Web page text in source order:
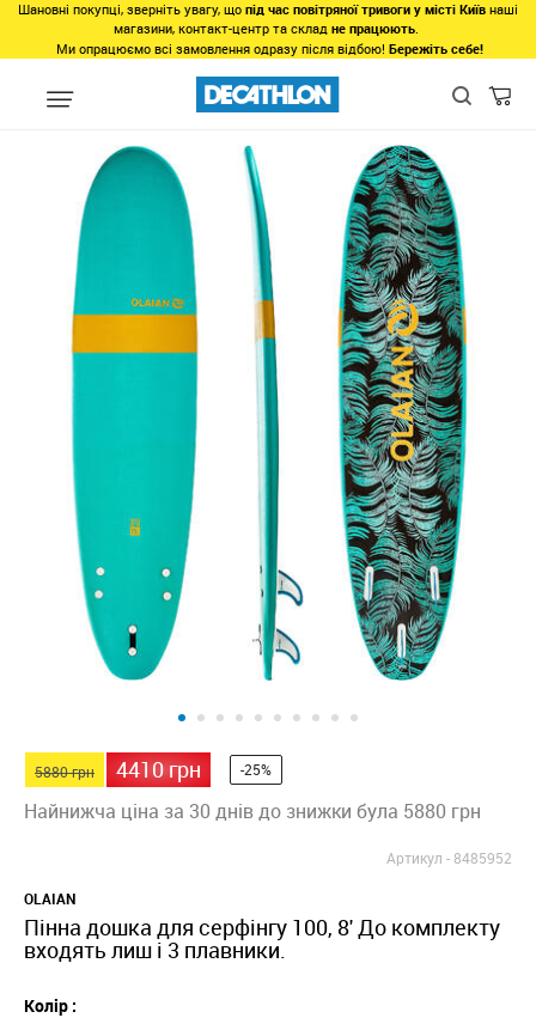
Шановні покупці, зверніть увагу, що під час повітряної тривоги у місті Київ наші
магазини, контакт-центр та склад не працюють.
Ми опрацюємо всі замовлення одразу після відбою! Бережіть себе!
Останні розміри Останні розміри все для плавання
Пінна
плавники.
5880 грн 4410 грн -25%
Найнижча ціна за 30 днів до знижки була 5880 грн
Артикул -8485952
OLAIAN
Пінна дошка для серфінгу 100, 8' До комплекту
входять лиш і 3 плавники.
Колір :